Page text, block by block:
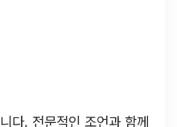
다. 전문적인 조언과 함께